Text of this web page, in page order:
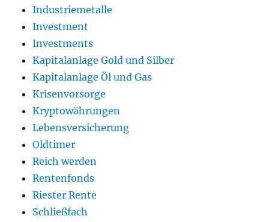
Industriemetalle
Investment
Investments
Kapitalanlage Gold und Silber
Kapitalanlage Öl und Gas
Krisenvorsorge
Kryptowährungen
Lebensversicherung
Oldtimer
Reich werden
Rentenfonds
Riester Rente
Schließfach